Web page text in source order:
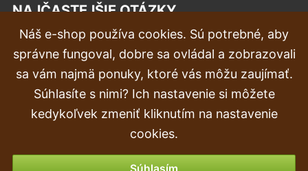
NAJČASTEJŠIE OTÁZKY
Reklamácia
Doprava a doručenie
Objednávka
Vrátenie tovaru & vrátenie peňazí
Náš e-shop používa cookies. Sú potrebné, aby
správne fungoval, dobre sa ovládal a zobrazovali
sa vám najmä ponuky, ktoré vás môžu zaujímať.
Súhlasíte s nimi? Ich nastavenie si môžete
kedykoľvek zmeniť kliknutím na nastavenie
cookies.